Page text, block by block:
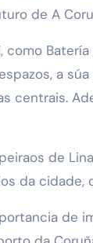
de A
como
a
centrais.
de
da
de